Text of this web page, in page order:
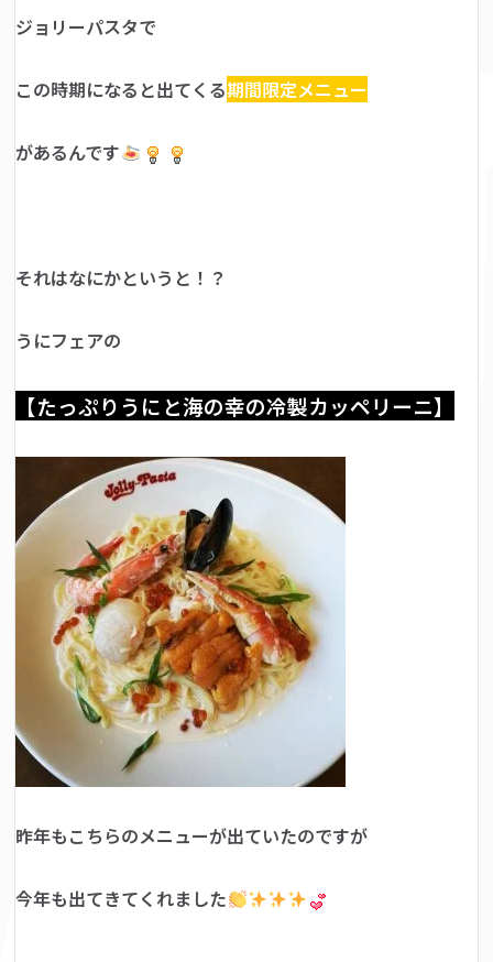
ジョリーパスタで
この時期になると出てくる期間限定メニュー
があるんです
それはなにかというと！？
うにフェアの
【たっぷりうにと海の幸の冷製カッペリーニ】
昨年もこちらのメニューが出ていたのですが
今年も出てきてくれました